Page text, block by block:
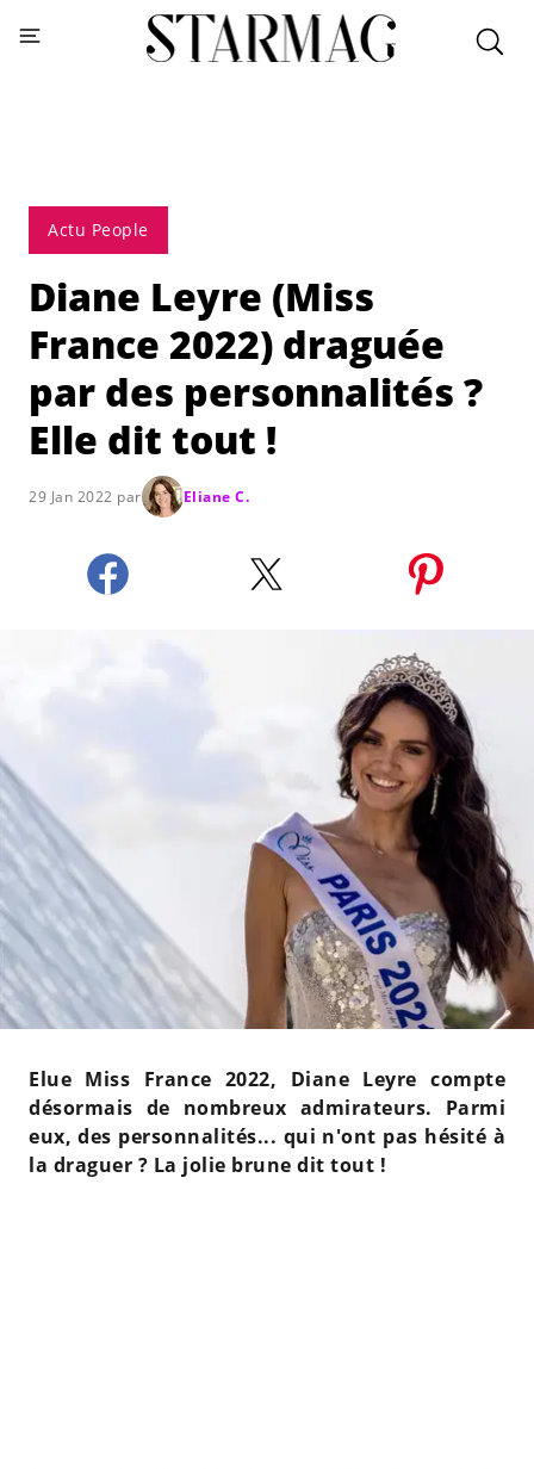
Actu People
Diane Leyre (Miss
France 2022) draguée
par des personnalités ?
Elle dit tout !
29 Jan 2022 par Eliane C.
Elue Miss France 2022, Diane Leyre compte
désormais de nombreux admirateurs. Parmi
eux, des personnalités... qui n'ont pas hésité à
la draguer ? La jolie brune dit tout !